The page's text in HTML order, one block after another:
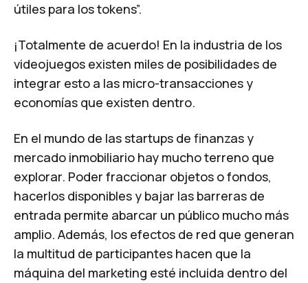
útiles para los tokens”.
¡Totalmente de acuerdo! En la industria de los
videojuegos existen miles de posibilidades de
integrar esto a las micro-transacciones y
economías que existen dentro.
En el mundo de las startups de finanzas y
mercado inmobiliario hay mucho terreno que
explorar. Poder fraccionar objetos o fondos,
hacerlos disponibles y bajar las barreras de
entrada permite abarcar un público mucho más
amplio. Además, los efectos de red que generan
la multitud de participantes hacen que la
máquina del marketing esté incluida dentro del